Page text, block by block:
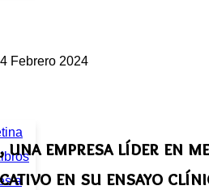
a
Febrero 2024
una empresa líder en
en su ensayo